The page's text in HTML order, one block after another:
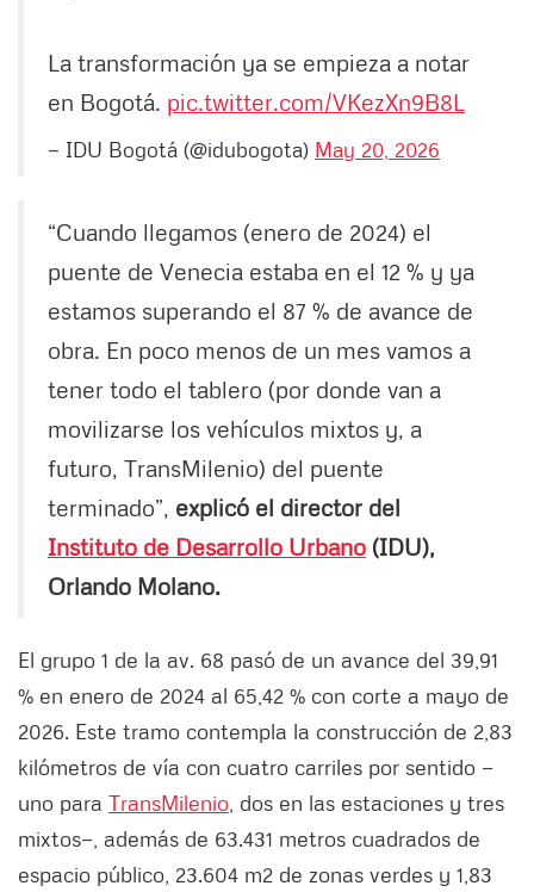
La transformación ya se empieza a notar
en Bogotá. pic.twitter.com/VKezXn9B8L
— IDU Bogotá (@idubogota) May 20, 2026
“Cuando llegamos (enero de 2024) el
puente de Venecia estaba en el 12 % y ya
estamos superando el 87 % de avance de
obra. En poco menos de un mes vamos a
tener todo el tablero (por donde van a
movilizarse los vehículos mixtos y, a
futuro, TransMilenio) del puente
terminado”, explicó el director del
Instituto de Desarrollo Urbano (IDU),
Orlando Molano.
El grupo 1 de la av. 68 pasó de un avance del 39,91
% en enero de 2024 al 65,42 % con corte a mayo de
2026. Este tramo contempla la construcción de 2,83
kilómetros de vía con cuatro carriles por sentido —
uno para TransMilenio , dos en las estaciones y tres
mixtos—, además de 63.431 metros cuadrados de
espacio público, 23.604 m2 de zonas verdes y 1,83